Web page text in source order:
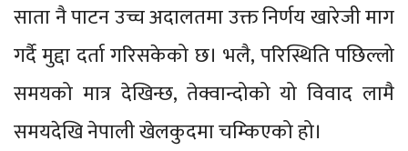
साता नै पाटन उच्च अदालतमा उक्त निर्णय खारेजी माग
गर्दै मुद्दा दर्ता गरिसकेको छ। भलै, परिस्थिति पछिल्लो
समयको मात्र देखिन्छ, तेक्वान्दोको यो विवाद लामै
समयदेखि नेपाली खेलकुदमा चम्किएको हो।